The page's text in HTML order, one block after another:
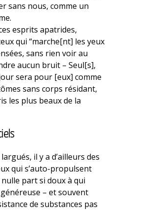
sans nous, comme un
esprits apatrides,
qui “marche[nt] les yeux
sans rien voir au
aucun bruit – Seul[s],
sera pour [eux] comme
sans corps résidant,
les plus beaux de la
il y a d’ailleurs des
qui s’auto-propulsent
part si doux à qui
– et souvent
de substances pas